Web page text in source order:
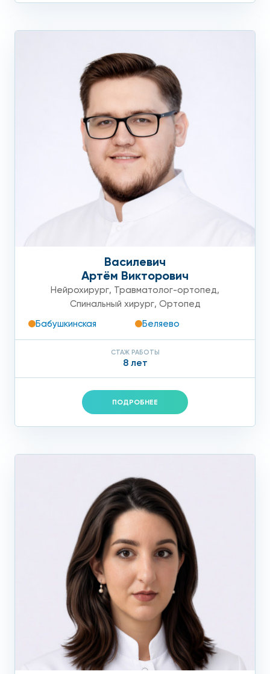
Василевич
Артём Викторович
Нейрохирург, Травматолог-ортопед,
Спинальный хирург, Ортопед
Бабушкинская
Беляево
СТАЖ РАБОТЫ
8 лет
ПОДРОБНЕЕ